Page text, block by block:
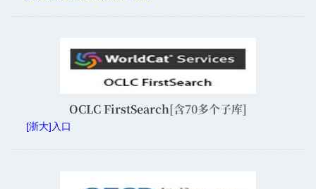
OCLC FirstSearch[含70多个子库]
[浙大]入口